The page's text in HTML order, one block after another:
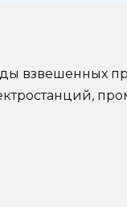
взвешенных